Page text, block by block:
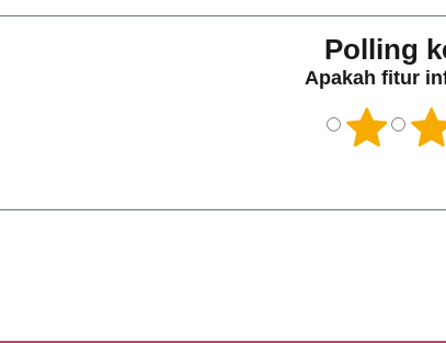
Polling
Apakah fitur